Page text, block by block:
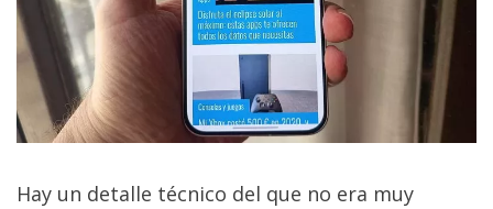
Hay un detalle técnico del que no era muy